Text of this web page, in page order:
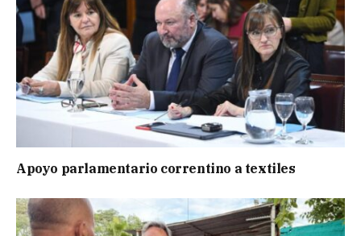
Apoyo parlamentario correntino a textiles